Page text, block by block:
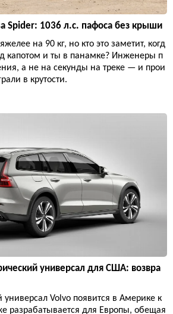
Spider: 1036 л.с. пафоса без крыши
на 90 кг, но кто это заметит, когд
капотом и ты в панамке? Инженеры п
а не на секунды на треке — и прои
в крутости.
универсал для США: возвра
универсал Volvo появится в Америке к
разрабатывается для Европы, обещая